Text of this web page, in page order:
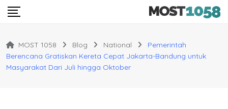
Skip
MOST 1058 Blog National
Pemerintah
Berencana Gratiskan Kereta Cepat Jakarta-Bandung untuk
Masyarakat Dari Juli hingga Oktober